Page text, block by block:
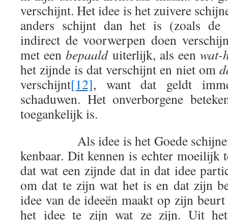
verschijnt. Het idee is het zuivere
anders schijnt dan het is (zoals de
indirect de voorwerpen doen
met eenbepaalduiterlijk, als eenwat-
het zijnde is dat verschijnt en niet om
verschijnt[12], want dat geldt
schaduwen. Het onverborgene
toegankelijk is.
Als idee is het Goede
kenbaar. Dit kennen is echter moeilijk
dat wat een zijnde dat in dat idee
om dat te zijn wat het is en dat zijn
idee van de ideeën maakt op zijn
het idee te zijn wat ze zijn. Uit